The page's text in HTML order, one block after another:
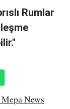
Rumlar
News